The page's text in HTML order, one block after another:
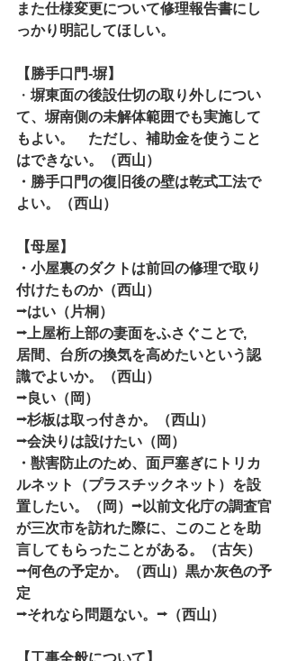
また仕様変更について修理報告書にし
っかり明記してほしい。
【勝手口門-塀】
・ 塀東面の後設仕切の取り外しについ
て、塀南側の未解体範囲でも実施して
もよい。　ただし、補助金を使うこと
はできない。（西山）
・勝手口門の復旧後の壁は乾式工法で
よい。（西山）
【母屋】
・小屋裏のダクトは前回の修理で取り
付けたものか（西山）
⭢はい（片桐）
⭢上屋桁上部の妻面をふさぐことで,
居間、台所の換気を高めたいという認
識でよいか。（西山）
⭢良い（岡）
⭢杉板は取っ付きか。（西山）
⭢会決りは設けたい（岡）
・獣害防止のため、面戸塞ぎにトリカ
ルネット（プラスチックネット）を設
置したい。（岡）⭢以前文化庁の調査官
が三次市を訪れた際に、このことを助
言してもらったことがある。（古矢）
⭢何色の予定か。（西山）黒か灰色の予
定
⭢それなら問題ない。⭢（西山）
【工事全般について】